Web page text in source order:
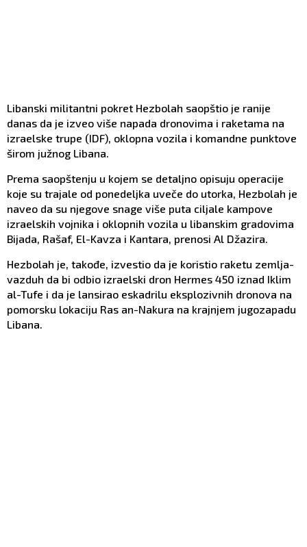
Libanski militantni pokret Hezbolah saopštio je ranije
danas da je izveo više napada dronovima i raketama na
izraelske trupe (IDF), oklopna vozila i komandne punktove
širom južnog Libana.
Prema saopštenju u kojem se detaljno opisuju operacije
koje su trajale od ponedeljka uveče do utorka, Hezbolah je
naveo da su njegove snage više puta ciljale kampove
izraelskih vojnika i oklopnih vozila u libanskim gradovima
Bijada, Rašaf, El-Kavza i Kantara, prenosi Al Džazira.
Hezbolah je, takođe, izvestio da je koristio raketu zemlja-
vazduh da bi odbio izraelski dron Hermes 450 iznad Iklim
al-Tufe i da je lansirao eskadrilu eksplozivnih dronova na
pomorsku lokaciju Ras an-Nakura na krajnjem jugozapadu
Libana.